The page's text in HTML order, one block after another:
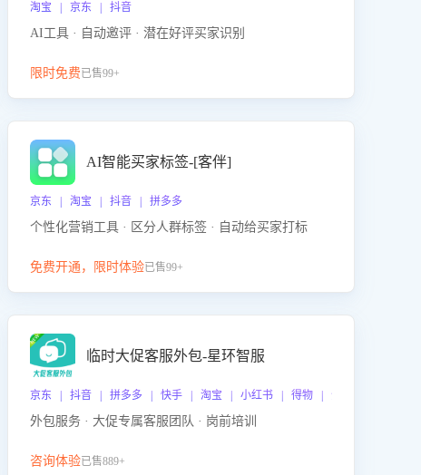
淘宝 | 京东 | 抖音
AI工具 · 自动邀评 · 潜在好评买家识别
限时免费已售99+
AI智能买家标签-[客伴]
京东 | 淘宝 | 抖音 | 拼多多
个性化营销工具 · 区分人群标签 · 自动给买家打标
免费开通，限时体验已售99+
临时大促客服外包-星环智服
京东 | 抖音 | 拼多多 | 快手 | 淘宝 | 小红书 | 得物 | 企业微信
外包服务 · 大促专属客服团队 · 岗前培训
咨询体验已售889+